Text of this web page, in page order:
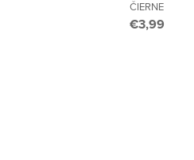
ČIERNE
€3,99